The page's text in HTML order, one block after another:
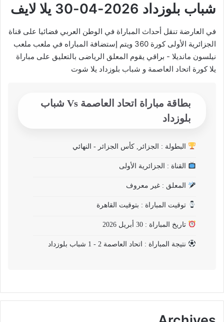
شباب بلوزداد 2026-04-30 يلا لايف
في العارضة تنقل أحداث المباراة في الوطن العربي فضائيا على قناة
الجزائرية الأولى كورة 360 ويتم إستضافة المباراه في ملعب ملعب
نيلسون مانديلا - براقي يقوم المعلق الرياضى بالتعليق على مباراة
يلا كورة اتحاد العاصمة و شباب بلوزداد يلا شوت
بطاقة مباراة اتحاد العاصمة Vs شباب
بلوزداد
البطولة : الجزائر, كأس الجزائر - النهائي
القناة : الجزائرية الأولى
المعلق : غير معروف
توقيت المباراة : بتوقيت القاهرة
تاريخ المباراة : 30 أبريل 2026
نتيجة المباراة : اتحاد العاصمة 2 - 1 شباب بلوزداد